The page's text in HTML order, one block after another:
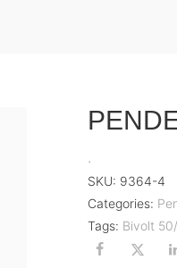
.
SKU: 9364-4
Categories:
Tags: Bivolt